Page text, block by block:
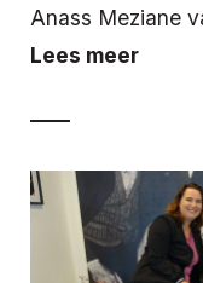
Anass Meziane
Lees meer